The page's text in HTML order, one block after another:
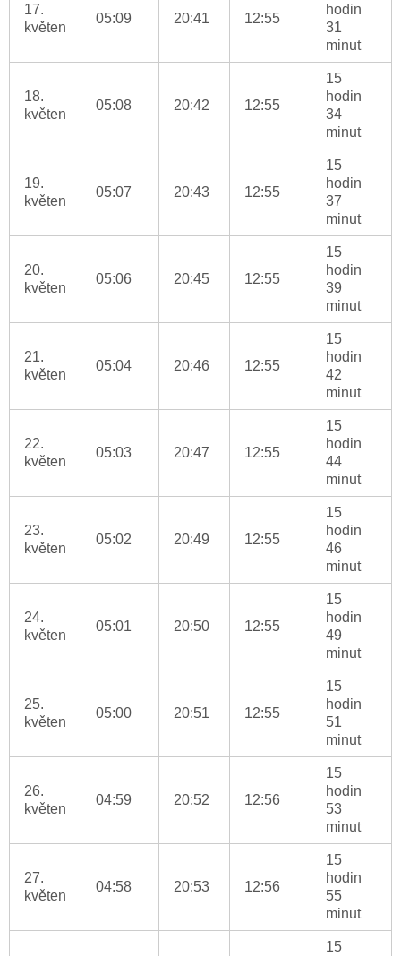
17.
květen
05:09 20:41 12:55
hodin
31
minut
18.
květen
05:08 20:42 12:55
15
hodin
34
minut
19.
květen
05:07 20:43 12:55
15
hodin
37
minut
20.
květen
05:06 20:45 12:55
15
hodin
39
minut
21.
květen
05:04 20:46 12:55
15
hodin
42
minut
22.
květen
05:03 20:47 12:55
15
hodin
44
minut
23.
květen
05:02 20:49 12:55
15
hodin
46
minut
24.
květen
05:01 20:50 12:55
15
hodin
49
minut
25.
květen
05:00 20:51 12:55
15
hodin
51
minut
26.
květen
04:59 20:52 12:56
15
hodin
53
minut
27.
květen
04:58 20:53 12:56
15
hodin
55
minut
15